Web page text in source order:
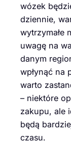
wózek
dziennie,
wytrzymałe
uwagę na
danym
wpłynąć na
warto
– niektóre
zakupu, ale
będą
czasu.